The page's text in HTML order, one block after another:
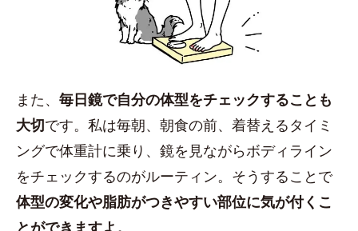
また、 毎日鏡で自分の体型をチェックすることも
大切です。私は毎朝、朝食の前、着替えるタイミ
ングで体重計に乗り、鏡を見ながらボディライン
をチェックするのがルーティン。そうすることで
体型の変化や脂肪がつきやすい部位に気が付くこ
とができますよ。